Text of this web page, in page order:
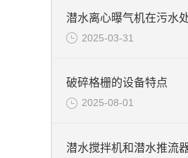
2025-03-31
破碎格栅的设备特点
2025-08-01